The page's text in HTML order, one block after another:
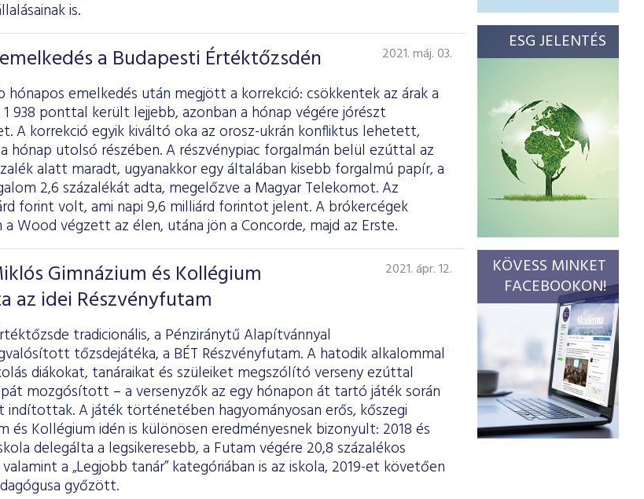
is.
a Budapesti Értéktőzsdén 2021. máj. 03.
emelkedés után megjött a korrekció: csökkentek az árak a
1 938 ponttal került lejjebb, azonban a hónap végére jórészt
A korrekció egyik kiváltó oka az orosz-ukrán konfliktus lehetett,
hónap utolsó részében. A részvénypiac forgalmán belül ezúttal az
alatt maradt, ugyanakkor egy általában kisebb forgalmú papír, a
2,6 százalékát adta, megelőzve a Magyar Telekomot. Az
forint volt, ami napi 9,6 milliárd forintot jelent. A brókercégek
a Wood végzett az élen, utána jön a Concorde, majd az Erste.
Gimnázium és Kollégium
az idei Részvényfutam
2021. ápr. 12.
tradicionális, a Pénziránytű Alapítvánnyal
tőzsdejátéka, a BÉT Részvényfutam. A hatodik alkalommal
diákokat, tanáraikat és szüleiket megszólító verseny ezúttal
mozgósított – a versenyzők az egy hónapon át tartó játék során
indítottak. A játék történetében hagyományosan erős, kőszegi
és Kollégium idén is különösen eredményesnek bizonyult: 2018 és
delegálta a legsikeresebb, a Futam végére 20,8 százalékos
a „Legjobb tanár” kategóriában is az iskola, 2019-et követően
győzött.
ESG JELENTÉS
KÖVESS MINKET
FACEBOOKON!